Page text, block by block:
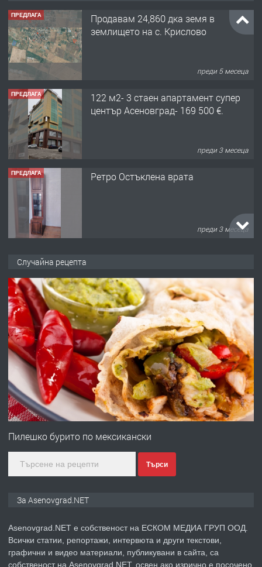
ПРЕДЛАГА
Продавам 24,860 дка земя в
землището на с. Крислово
преди 5 месеца
ПРЕДЛАГА
122 м2- 3 стаен апартамент супер
център Асеновград- 169 500 €.
преди 3 месеца
ПРЕДЛАГА Ретро Остъклена врата
преди 3 месеца
преди 10 месеца
ПРЕДЛАГА
Професионална броячна машина -
със сертификат от ЕЦБ
преди 1 година
ПРЕДЛАГА
Професионална зеленчукорезачка
преди 2 години
Случайна рецепта
Пилешко бурито по мексикански
Търси
За Asenovgrad.NET
Asenovgrad.NET е собственост на ЕСКОМ МЕДИА ГРУП ООД.
Всички статии, репортажи, интервюта и други текстови,
графични и видео материали, публикувани в сайта, са
собственост на Asenovgrad.NET, освен ако изрично е посочено